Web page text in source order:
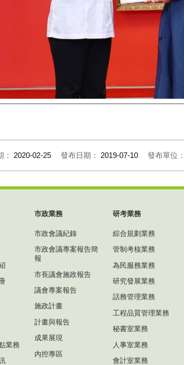
： 2020-02-25 發布日期： 2019-07-10 發布單位：
業務
市政業務
市政會議紀錄
市政會議專案報告簡
報
市長議會施政報告
議會專案報告
施政計畫
計畫與報告
成果展現
內控專區
研考業務
綜合規劃業務
管制考核業務
為民服務業務
研究發展業務
話務管理業務
工程品質管理業務
秘書室業務
人事室業務
會計室業務